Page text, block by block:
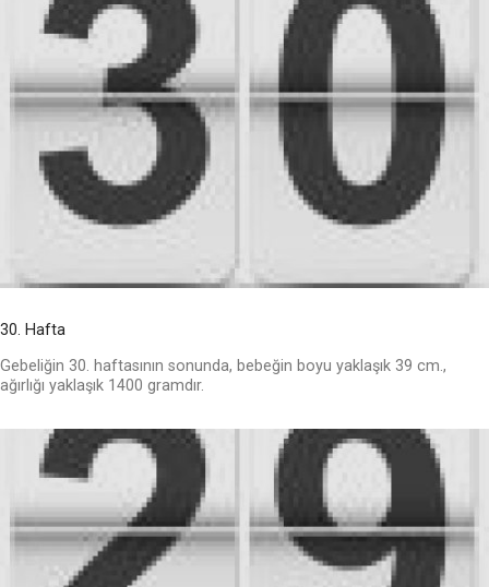
30. Hafta
Gebeliğin 30. haftasının sonunda, bebeğin boyu yaklaşık 39 cm.,
ağırlığı yaklaşık 1400 gramdır.